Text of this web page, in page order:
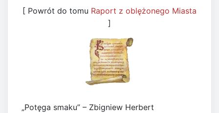
[ Powrót do tomu Raport z oblężonego Miasta
]
„Potęga smaku” – Zbigniew Herbert